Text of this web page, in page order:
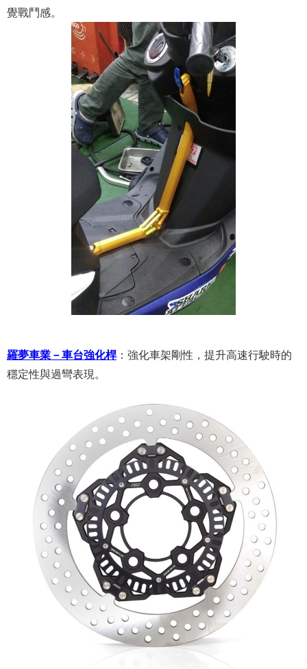
覺戰鬥感。
羅夢車業－車台強化桿： 強化車架剛性，提升高速行駛時的
穩定性與過彎表現。